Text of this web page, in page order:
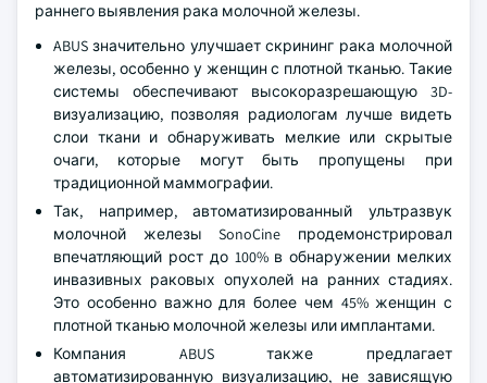
раннего выявления рака молочной железы.
ABUS значительно улучшает скрининг рака молочной
железы, особенно у женщин с плотной тканью. Такие
системы обеспечивают высокоразрешающую 3D-
визуализацию, позволяя радиологам лучше видеть
слои ткани и обнаруживать мелкие или скрытые
очаги, которые могут быть пропущены при
традиционной маммографии.
Так, например, автоматизированный ультразвук
молочной железы SonoCine продемонстрировал
впечатляющий рост до 100% в обнаружении мелких
инвазивных раковых опухолей на ранних стадиях.
Это особенно важно для более чем 45% женщин с
плотной тканью молочной железы или имплантами.
Компания ABUS также предлагает
автоматизированную визуализацию, не зависящую